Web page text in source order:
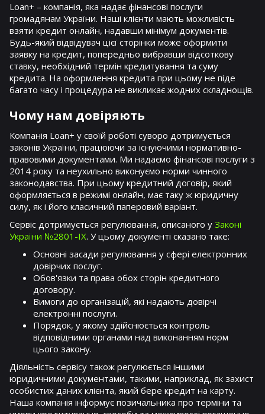
Loan+ – компанія, яка надає фінансові послуги
громадянам України. Наші клієнти мають можливість
взяти кредит онлайн, надавши мінімум документів.
Будь-який відвідувач цієї сторінки може оформити
заявку на кредит, попередньо вибравши відсоткову
ставку, необхідний термін кредитування та суму
кредита. На оформлення кредита при цьому не піде
багато часу і процедура не викликає жодних складнощів.
Чому нам довіряють
Компанія Loan+ у своїй роботі суворо дотримується
законів України, працюючи за існуючими нормативно-
правовими документами. Ми надаємо фінансові послуги з
2014 року та неухильно виконуємо норми чинного
законодавства. При цьому кредитний договір, який
оформляється в режимі онлайн, має таку ж юридичну
силу, як і його класичний паперовий варіант.
Сервіс дотримується регулювання, описаного у Законі
України №2801-IX. У цьому документі сказано таке:
Основні засади регулювання у сфері електронних
довірчих послуг.
Обов'язки та права обох сторін кредитного
договору.
Вимоги до організацій, які надають довірчі
електронні послуги.
Порядок, у якому здійснюється контроль
відповідними органами над виконанням норм
цього закону.
Діяльність сервісу також регулюється іншими
юридичними документами, такими, наприклад, як захист
особистих даних клієнта, який бере кредит на карту.
Наша компанія інформує позичальника про терміни та